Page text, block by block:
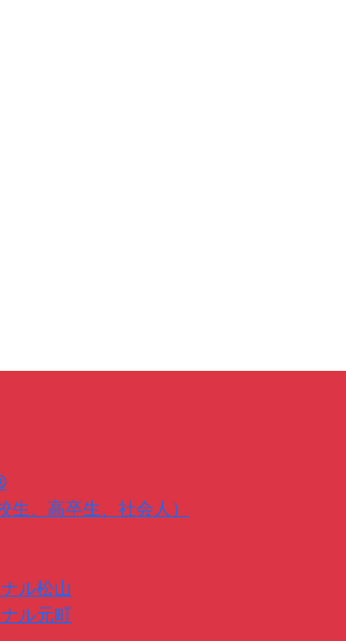
、高卒生、社会人）
ル松山
ル元町